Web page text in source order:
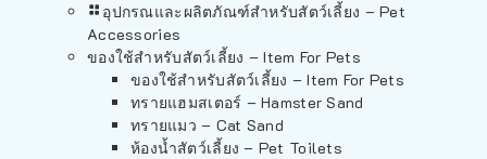
อุปกรณและผลิตภัณฑ์สำหรับสัตว์เลี้ยง – Pet
Accessories
ของใช้สำหรับสัตว์เลี้ยง – Item For Pets
ของใช้สำหรับสัตว์เลี้ยง – Item For Pets
ทรายแฮมสเตอร์ – Hamster Sand
ทรายแมว – Cat Sand
ห้องน้ำสัตว์เลี้ยง – Pet Toilets